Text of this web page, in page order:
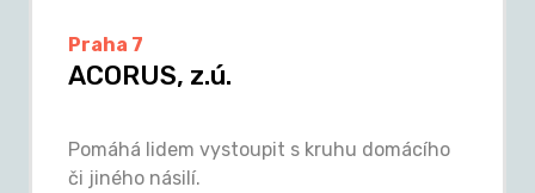
Praha 7
ACORUS, z.ú.
Pomáhá lidem vystoupit s kruhu domácího
či jiného násilí.